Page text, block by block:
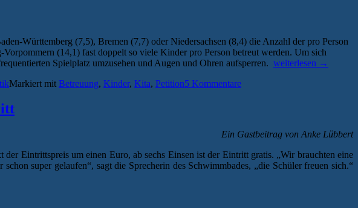
Württemberg (7,5), Bremen (7,7) oder Niedersachsen (8,4) die Anzahl der pro Person
(14,1) fast doppelt so viele Kinder pro Person betreut werden. Um sich
Spielplatz umzusehen und Augen und Ohren aufsperren. „Petition
weiterlesen →
Markiert mit Betreuung, Kinder, Kita, Petition5 Kommentare
Ein Gastbeitrag von Anke Lübbert
Eintrittspreis um einen Euro, ab sechs Einsen ist der Eintritt gratis. „Wir brauchten eine
super gelaufen“, sagt die Sprecherin des Schwimmbades, „die Schüler freuen sich.“